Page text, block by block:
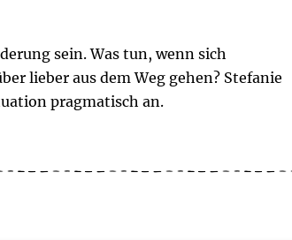
sein. Was tun, wenn sich
lieber aus dem Weg gehen? Stefanie
pragmatisch an.